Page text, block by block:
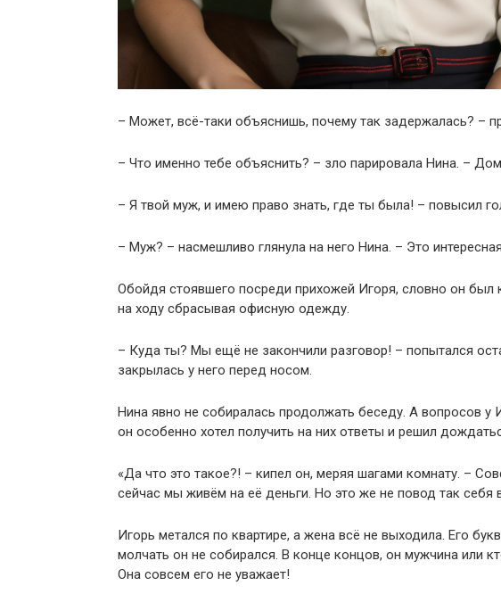
– Может, всё-таки объяснишь, почему так задержалась? –
– Что именно тебе объяснить? – зло парировала Нина. –
– Я твой муж, и имею право знать, где ты была! – повысил
– Муж? – насмешливо глянула на него Нина. – Это
Обойдя стоявшего посреди прихожей Игоря, словно он был
на ходу сбрасывая офисную одежду.
– Куда ты? Мы ещё не закончили разговор! – попытался
закрылась у него перед носом.
Нина явно не собиралась продолжать беседу. А вопросов у
он особенно хотел получить на них ответы и решил
«Да что это такое?! – кипел он, меряя шагами комнату. –
сейчас мы живём на её деньги. Но это же не повод так себя
Игорь метался по квартире, а жена всё не выходила. Его
молчать он не собирался. В конце концов, он мужчина или
Она совсем его не уважает!